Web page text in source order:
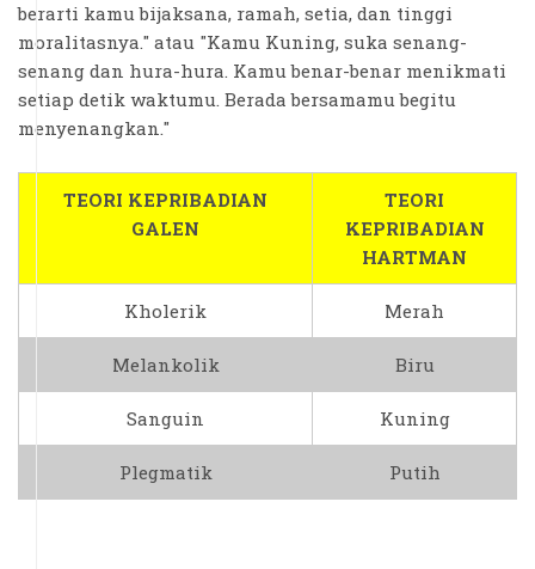
berarti kamu bijaksana, ramah, setia, dan tinggi
moralitasnya." atau "Kamu Kuning, suka senang-
senang dan hura-hura. Kamu benar-benar menikmati
setiap detik waktumu. Berada bersamamu begitu
menyenangkan."
TEORI KEPRIBADIAN
GALEN
TEORI
KEPRIBADIAN
HARTMAN
Kholerik Merah
Melankolik Biru
Sanguin Kuning
Plegmatik Putih